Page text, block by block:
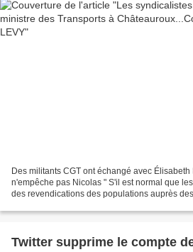
Des militants CGT ont échangé avec
n'empêche pas Nicolas " S'il est normal que
des revendications des populations auprès
Twitter supprime le compte